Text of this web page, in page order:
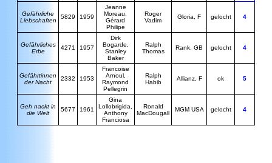
Gefährliche
Liebschaften
5829 1959
Jeanne
Moreau,
Gérard
Philipe
Roger
Vadim
Gloria, F gelocht 4
Gefährliches
Erbe
4271 1957
Dirk
Bogarde,
Stanley
Baker
Ralph
Thomas
Rank, GB gelocht 4
Gefährtinnen
der Nacht
2332 1953
Francoise
Arnoul,
Raymond
Pellegrin
Ralph
Habib
Allianz, F ok 5
Geh nackt in
die Welt
5677 1961
Gina
Lollobrigida,
Anthony
Franciosa
Ronald
MacDougall
MGM USA gelocht 4